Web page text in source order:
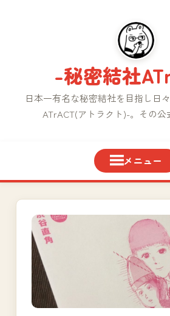
-秘密結社
日本一有名な秘密結社を目指し日
ATrACT(アトラクト)-。その公